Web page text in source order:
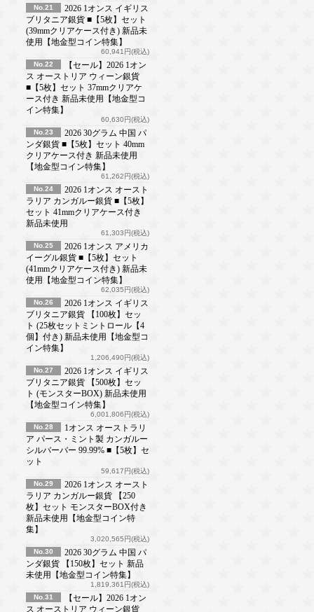
No.21
2026 1オンス イギリス
ブリタニア銀貨 ■【5枚】セット
(39mmクリアケース付き) 新品未
使用【地金型コイン特集】
60,941円(税込)
No.22
【セール】2026 1オン
ス オーストリア ウィーン銀貨
■【5枚】セット 37mmクリアケ
ース付き 新品未使用【地金型コ
イン特集】
60,630円(税込)
No.23
2026 30グラム 中国 パ
ンダ銀貨 ■【5枚】セット 40mm
クリアケース付き 新品未使用
【地金型コイン特集】
61,262円(税込)
No.24
2026 1オンス オースト
ラリア カンガルー銀貨 ■【5枚】
セット 41mmクリアケース付き
新品未使用
61,303円(税込)
No.25
2026 1オンス アメリカ
イーグル銀貨 ■【5枚】セット
(41mmクリアケース付き) 新品未
使用【地金型コイン特集】
62,035円(税込)
No.26
2026 1オンス イギリス
ブリタニア銀貨 【100枚】セッ
ト (25枚セットミントロール【4
個】付き) 新品未使用【地金型コ
イン特集】
1,206,490円(税込)
No.27
2026 1オンス イギリス
ブリタニア銀貨 【500枚】セッ
ト (モンスターBOX) 新品未使用
【地金型コイン特集】
6,001,806円(税込)
No.28
1オンス オーストラリ
ア パース・ミント製 カンガルー
シルバーバー 99.99% ■【5枚】セ
ット
59,617円(税込)
No.29
2026 1オンス オースト
ラリア カンガルー銀貨 【250
枚】セット モンスターBOX付き
新品未使用【地金型コイン特
集】
3,020,565円(税込)
No.30
2026 30グラム 中国 パ
ンダ銀貨 【150枚】セット 新品
未使用【地金型コイン特集】
1,819,361円(税込)
No.31
【セール】2026 1オン
ス オーストリア ウィーン銀貨